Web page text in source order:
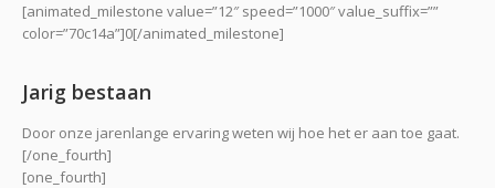
[animated_milestone value=”12″ speed=”1000″ value_suffix=””
color=”70c14a”]0[/animated_milestone]
Jarig bestaan
Door onze jarenlange ervaring weten wij hoe het er aan toe gaat.
[/one_fourth]
[one_fourth]